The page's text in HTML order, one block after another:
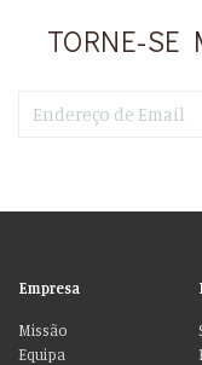
TORNE-SE
Empresa
Missão
Equipa